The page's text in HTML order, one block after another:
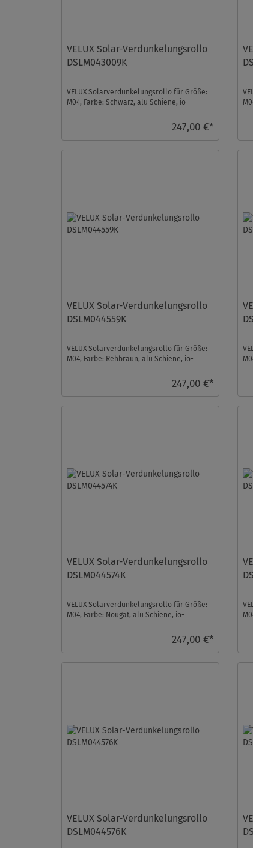
VELUX Solar-Verdunkelungsrollo
DSLM043009K
VELUX Solarverdunkelungsrollo für Größe:
M04, Farbe: Schwarz, alu Schiene, io-
247,00 €*
VELUX Solar-Verdunkelungsrollo
DSLM044559K
VELUX Solarverdunkelungsrollo für Größe:
M04, Farbe: Rehbraun, alu Schiene, io-
247,00 €*
VELUX Solar-Verdunkelungsrollo
DSLM044574K
VELUX Solarverdunkelungsrollo für Größe:
M04, Farbe: Nougat, alu Schiene, io-
247,00 €*
VELUX Solar-Verdunkelungsrollo
DSLM044576K